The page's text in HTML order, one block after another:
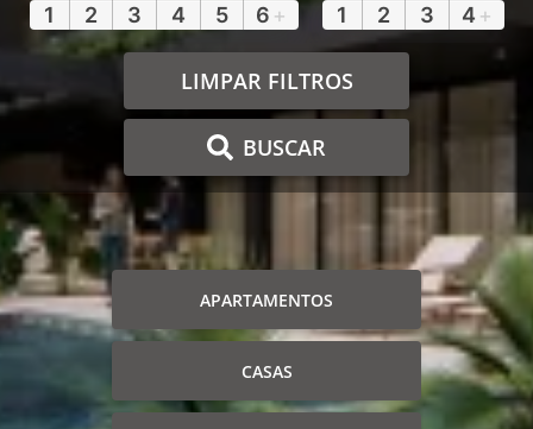
1 2 3 4 5 6 + 1 2 3 4 +
LIMPAR FILTROS
BUSCAR
APARTAMENTOS
CASAS